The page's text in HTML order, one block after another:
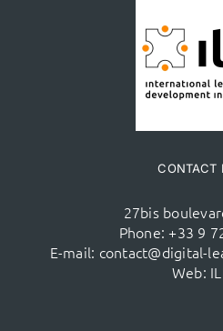
CONTACT
27bis
Phone: +33 9
E-mail: contact@digital-
Web: